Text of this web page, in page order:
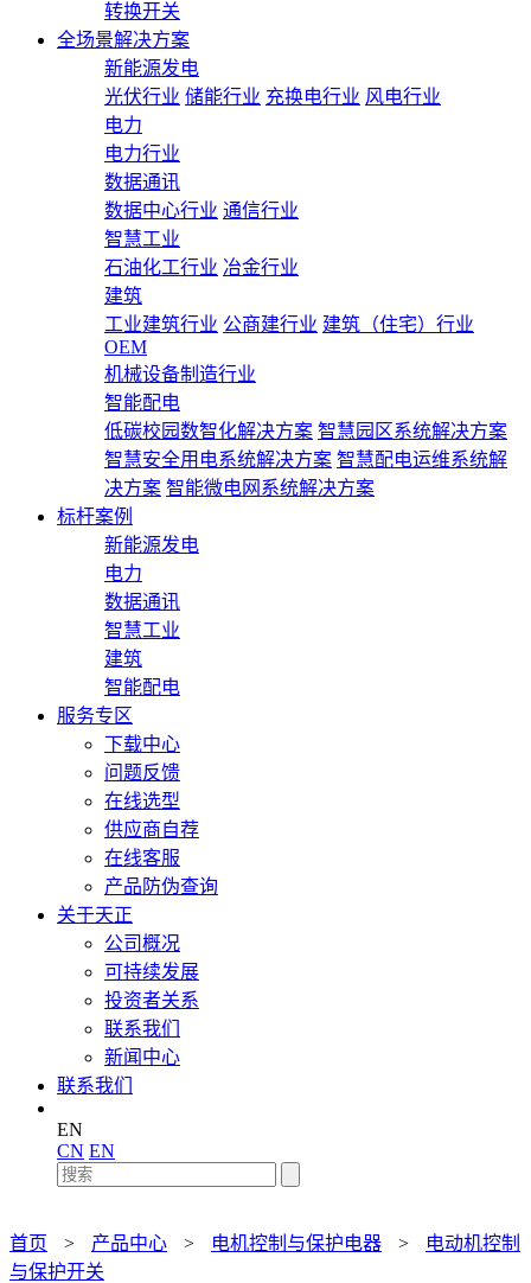
转换开关
全场景解决方案
新能源发电
光伏行业 储能行业 充换电行业 风电行业
电力
电力行业
数据通讯
数据中心行业 通信行业
智慧工业
石油化工行业 冶金行业
建筑
工业建筑行业 公商建行业 建筑（住宅）行业
OEM
机械设备制造行业
智能配电
低碳校园数智化解决方案 智慧园区系统解决方案
智慧安全用电系统解决方案 智慧配电运维系统解
决方案 智能微电网系统解决方案
标杆案例
新能源发电
电力
数据通讯
智慧工业
建筑
智能配电
服务专区
下载中心
问题反馈
在线选型
供应商自荐
在线客服
产品防伪查询
关于天正
公司概况
可持续发展
投资者关系
联系我们
新闻中心
联系我们
EN
CN EN
首页 > 产品中心 > 电机控制与保护电器 >
电动机控制
与保护开关